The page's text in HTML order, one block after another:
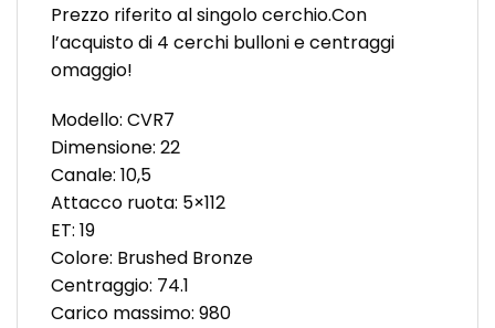
Prezzo riferito al singolo cerchio.Con
l’acquisto di 4 cerchi bulloni e centraggi
omaggio!
Modello: CVR7
Dimensione: 22
Canale: 10,5
Attacco ruota: 5×112
ET: 19
Colore: Brushed Bronze
Centraggio: 74.1
Carico massimo: 980